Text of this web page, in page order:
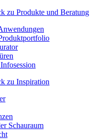
zu Produkte und Beratung
zu Inspiration
Schauraum